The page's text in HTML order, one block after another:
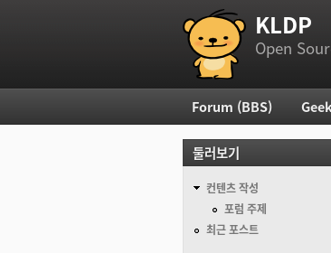
부 메뉴 KLDP
Open
주 메뉴
Forum (BBS)
둘러보기
컨텐츠 작성
포럼 주제
최근 포스트